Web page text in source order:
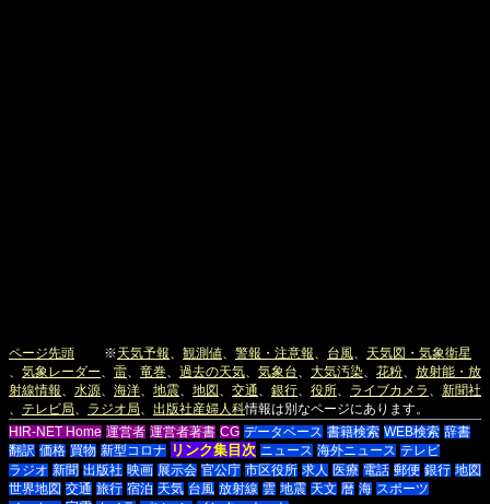
ページ先頭 ※天気予報 観測値 警報・注意報 台風
天気図・気象衛星
気象レーダー 雷 竜巻 過去の天気 気象台 大気汚染 花粉
放射能・放
射線情報
水源 海洋 地震 地図 交通 銀行 役所 ライブカメラ
新聞社
テレビ局 ラジオ局 出版社産婦人科情報は別なページにあります。
HIR-NET Home 運営者 運営者著書 CG データベース 書籍検索 WEB検索 辞書
翻訳 価格 買物 新型コロナ リンク集目次 ニュース 海外ニュース テレビ
ラジオ 新聞 出版社 映画 展示会 官公庁 市区役所 求人 医療 電話 郵便 銀行 地図
世界地図 交通 旅行 宿泊 天気 台風 放射線 雲 地震 天文 暦 海 スポーツ